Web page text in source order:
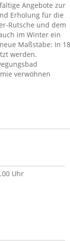
Angebote zur
Erholung für die
Rutsche und dem
im Winter ein
Maßstäbe: In 18
werden.
verwöhnen
Uhr